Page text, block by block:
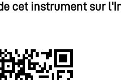
cet instrument sur